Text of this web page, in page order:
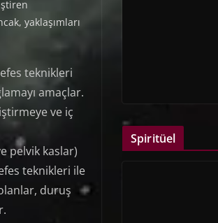
yaklaşımları
teknikleri
amaçlar.
ve iç
pelvik kaslar)
teknikleri ile
duruş
Spiritüel